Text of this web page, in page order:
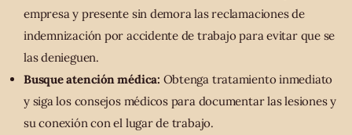
empresa y presente sin demora las reclamaciones de
indemnización por accidente de trabajo para evitar que se
las denieguen.
Busque atención médica: Obtenga tratamiento inmediato
y siga los consejos médicos para documentar las lesiones y
su conexión con el lugar de trabajo.